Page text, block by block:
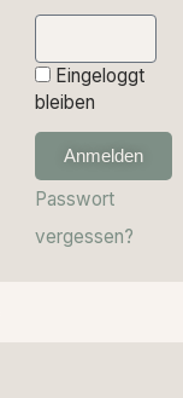
Eingeloggt
bleiben
Anmelden
Passwort
vergessen?